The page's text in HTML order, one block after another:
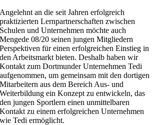
Angelehnt an die seit Jahren erfolgreich
praktizierten Lernpartnerschaften zwischen
Schulen und Unternehmen möchte auch
Mengede 08/20 seinen jungen Mitgliedern
Perspektiven für einen erfolgreichen Einstieg in
den Arbeitsmarkt bieten. Deshalb haben wir
Kontakt zum Dortmunder Unternehmen Tedi
aufgenommen, um gemeinsam mit den dortigen
Mitarbeitern aus dem Bereich Aus- und
Weiterbildung ein Konzept zu entwickeln, das
den jungen Sportlern einen unmittelbaren
Kontakt zu einem erfolgreichen Unternehmen
wie Tedi ermöglicht.